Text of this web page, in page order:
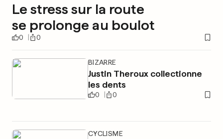
Le stress sur la route
se prolonge au boulot
0 0
BIZARRE
Justin Theroux collectionne
les dents
0 0
CYCLISME